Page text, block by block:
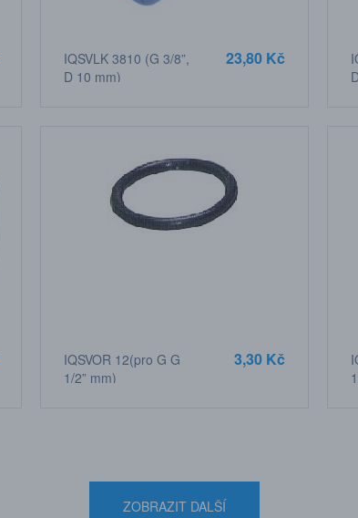
IQSVLK 3810 (G 3/8”,
D 10 mm)
23,80 Kč
IQSVOR 12(pro G G
1/2” mm)
3,30 Kč
ZOBRAZIT DALŠÍ